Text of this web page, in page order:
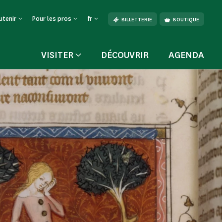
Pour les pros fr BILLETTERIE BOUTIQUE
VISITER DÉCOUVRIR AGENDA